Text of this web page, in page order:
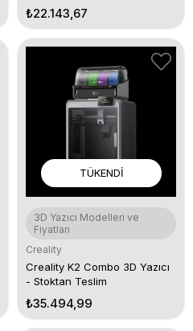
₺22.143,67
TÜKENDI
3D Yazıcı Modelleri ve
Fiyatları
Creality
Creality K2 Combo 3D Yazıcı
- Stoktan Teslim
₺35.494,99